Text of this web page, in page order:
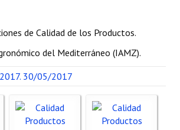
de Calidad de los Productos.
del Mediterráneo (IAMZ).
2017. 30/05/2017